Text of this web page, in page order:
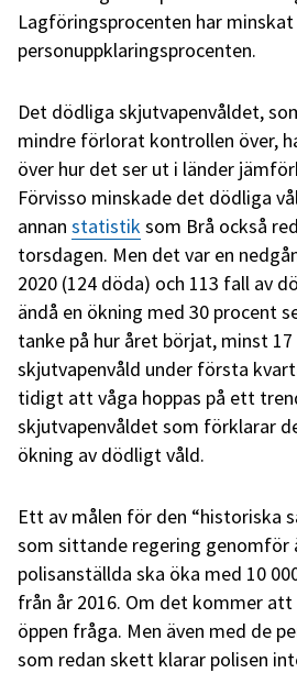
Lagföringsprocenten har
personuppklaringsprocenten.
Det dödliga skjutvapenvåldet,
mindre förlorat kontrollen över,
över hur det ser ut i länder
Förvisso minskade det dödliga
annan statistiksom Brå också
torsdagen. Men det var en
2020 (124 döda) och 113 fall av
ändå en ökning med 30 procent
tanke på hur året börjat, minst
skjutvapenvåld under första
tidigt att våga hoppas på ett
skjutvapenvåldet som förklarar
ökning av dödligt våld.
Ett av målen för den “historiska
som sittande regering
polisanställda ska öka med 10
från år 2016. Om det kommer
öppen fråga. Men även med de
som redan skett klarar polisen